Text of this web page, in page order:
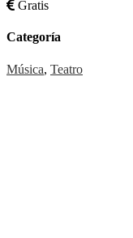
Gratis
Categoría
Música, Teatro